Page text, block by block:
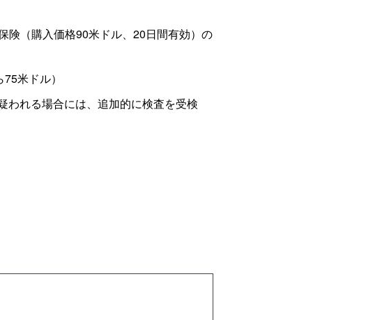
険（購入価格90米ドル、20日間有効）の
米ドル）
われる場合には、追加的に検査を受検